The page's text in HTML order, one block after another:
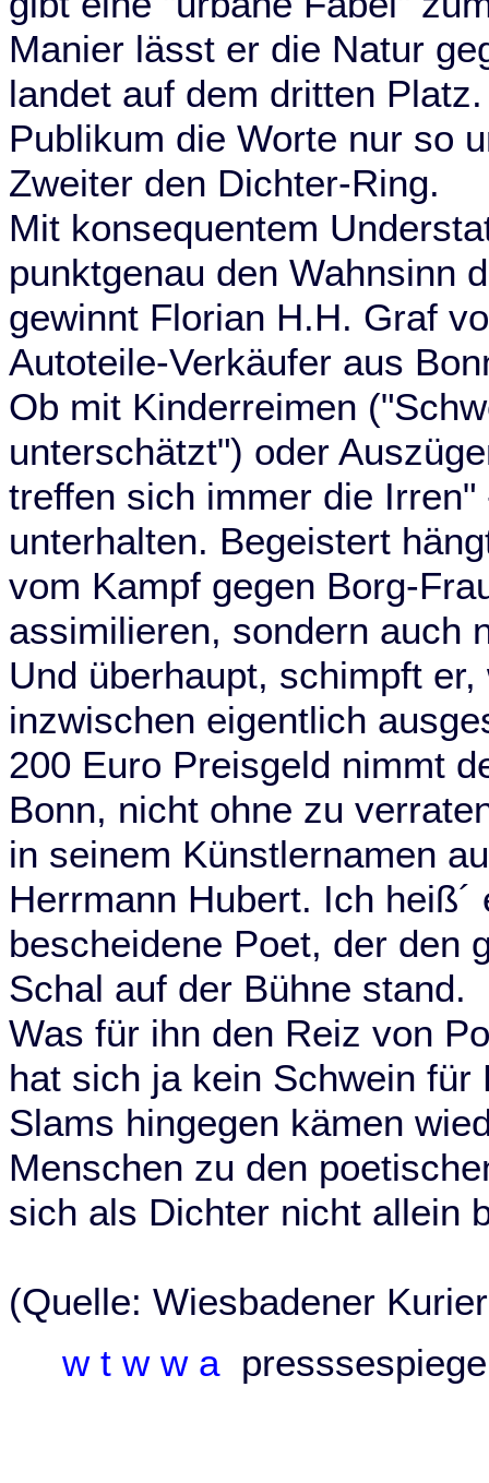
Manier lässt er die Natur
landet auf dem dritten
Publikum die Worte nur so
Zweiter den Dichter-Ring.
Mit konsequentem
punktgenau den Wahnsinn
gewinnt Florian H.H. Graf
Autoteile-Verkäufer aus
Ob mit Kinderreimen
unterschätzt") oder
treffen sich immer die
unterhalten. Begeistert
vom Kampf gegen Borg-
assimilieren, sondern auch
Und überhaupt, schimpft
inzwischen eigentlich
200 Euro Preisgeld nimmt
Bonn, nicht ohne zu
in seinem Künstlernamen
Herrmann Hubert. Ich
bescheidene Poet, der den
Schal auf der Bühne stand.
Was für ihn den Reiz von
hat sich ja kein Schwein
Slams hingegen kämen
Menschen zu den
sich als Dichter nicht allein
(Quelle: Wiesbadener
w t w w a